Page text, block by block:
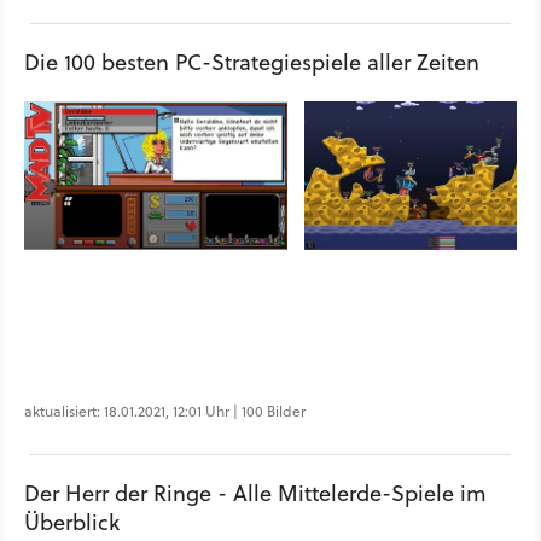
Die 100 besten PC-Strategiespiele aller Zeiten
aktualisiert: 18.01.2021, 12:01 Uhr | 100 Bilder
Der Herr der Ringe - Alle Mittelerde-Spiele im
Überblick